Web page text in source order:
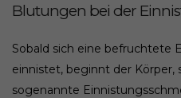
Blutungen bei der
Sobald sich eine befruchtete
einnistet, beginnt der Körper,
sogenannte